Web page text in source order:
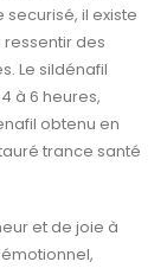
il existe
des
Le sildénafil
à 6 heures,
obtenu en
trance santé
et de joie à